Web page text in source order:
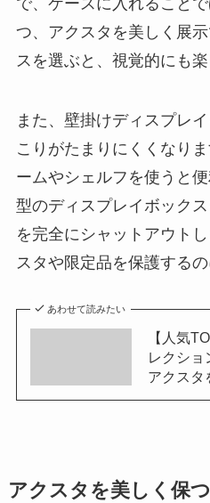
つ、アクスタを美しく展
スを選ぶと、視覚的にも楽
また、壁掛けディスプレ
こりがたまりにくくなり
ームやシェルフを使うと
型のディスプレイボック
を完全にシャットアウト
スタや限定品を保護するの
あわせて読みたい
【人気
レクショ
アクスタ
アクスタを美しく保